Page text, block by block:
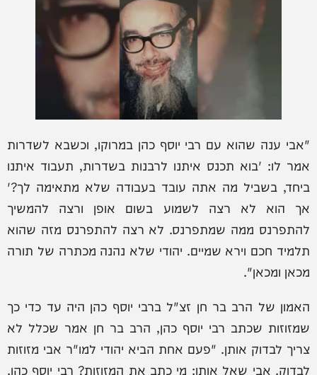
"אבי ענה שהוא עם רבי יוסף כהן במרוקו, וכשבא לשדרות
אמר לו: 'בוא תכנס איתנו לרבנות בשדרות, תעבוד איתנו
ביחד, בשביל מה אתה עובד בעבודה שלא מתאימה לך?'
אך הוא לא רצה לשמוע בשום אופן ורצה להמשיך
להתפרנס ממה שמתפרנס. לא רצה להתפרנס מזה שהוא
תלמיד חכם וירא שמיים. יהודי שלא נהנה מכתרה של תורה
מכאן ומכאן".
האמון של הרב בר חן זצ"ל ברבי יוסף כהן היה עד כדי כך
שמזוזות שכתב רבי יוסף כהן, הרב בר חן אמר שכלל לא
צריך לבדוק אותן. "פעם אחת הביא יהודי למו"ר אבי מזוזות
לבדוק. אבי שאל אותו: מי כתב את המזוזות? רבי יוסף כהן.